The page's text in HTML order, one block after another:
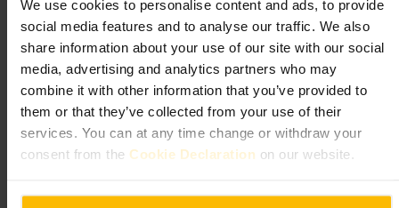
We use cookies to personalise content and ads, to provide
social media features and to analyse our traffic. We also
share information about your use of our site with our social
media, advertising and analytics partners who may
combine it with other information that you’ve provided to
them or that they’ve collected from your use of their
services. You can at any time change or withdraw your
consent from the Cookie Declaration on our website.
Små salar som är lätta att ta sig igenom. Tydliga presentationer och en
blandning av klassiska och samtida konstverk. Det finns ett särskilt
fokus på Charles Rennie Mackintosh och en rekonstruerad
Mackintosh-interiör att besöka. Ibland visas temautställningar som
kompletterar samlingen.
Planera ditt besök
Mackintosh-huset. Ta med en vattenflaska och planera ett caféstopp i